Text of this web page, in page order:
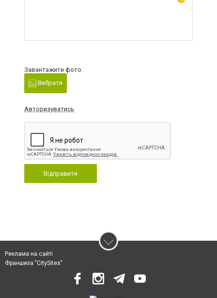
Завантажити фото:
Вибрати
Авторизуватись
Відправити
Реклама на сайті
Франшиза "CitySites"